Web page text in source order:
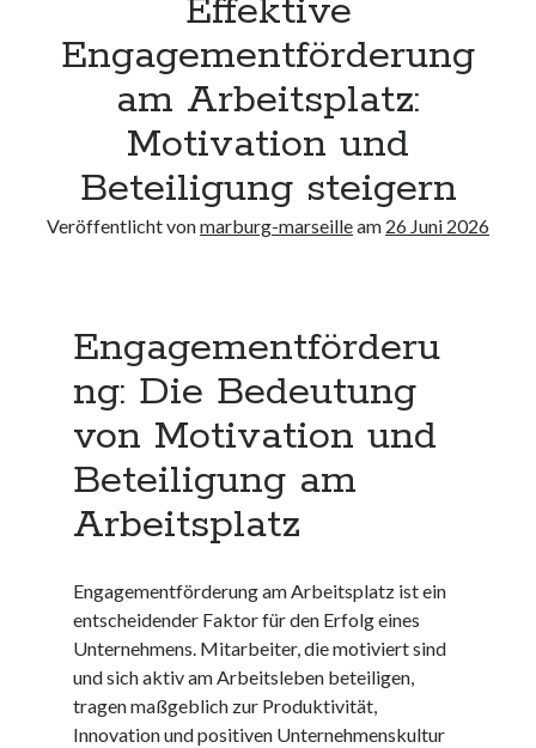
Neueste Kommentare
Keine Kommentare vorhanden.
Juli 2026
Juni 2026
Februar 2026
Januar 2026
Dezember 2025
Oktober 2025
September 2025
Juli 2025
Mai 2025
April 2025
März 2025
Februar 2025
Januar 2025
Dezember 2024
Effektive
Engagementförderung
am Arbeitsplatz:
Motivation und
Beteiligung steigern
Veröffentlicht vonmarburg-marseilleam 26 Juni 2026
Engagementförderu
ng: Die Bedeutung
von Motivation und
Beteiligung am
Arbeitsplatz
Engagementförderung am Arbeitsplatz ist ein
entscheidender Faktor für den Erfolg eines
Unternehmens. Mitarbeiter, die motiviert sind
und sich aktiv am Arbeitsleben beteiligen,
tragen maßgeblich zur Produktivität,
Innovation und positiven Unternehmenskultur